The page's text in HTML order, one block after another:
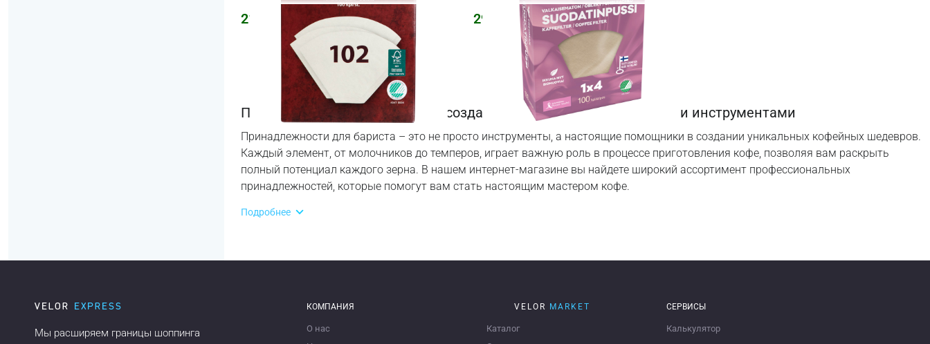
212 298 357₽
Принадлежности для бариста: создайте идеальный кофе с нашими инструментами
Принадлежности для бариста – это не просто инструменты, а настоящие помощники в создании уникальных кофейных шедевров.
Каждый элемент, от молочников до темперов, играет важную роль в процессе приготовления кофе, позволяя вам раскрыть
полный потенциал каждого зерна. В нашем интернет-магазине вы найдете широкий ассортимент профессиональных
принадлежностей, которые помогут вам стать настоящим мастером кофе.
Подробнее
Мы расширяем границы шоппинга
КОМПАНИЯ
О нас
VELOR MARKET
Каталог
СЕРВИСЫ
Калькулятор